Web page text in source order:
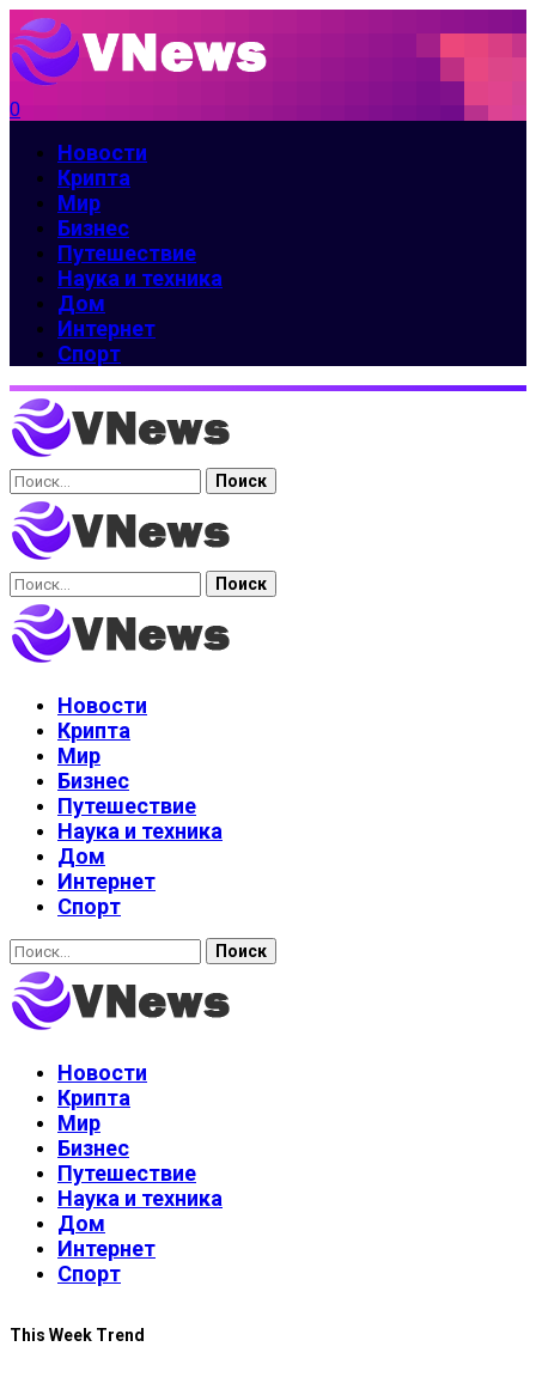
0
Новости
Крипта
Мир
Бизнес
Путешествие
Наука и техника
Дом
Интернет
Спорт
Найти:
Найти:
Новости
Крипта
Мир
Бизнес
Путешествие
Наука и техника
Дом
Интернет
Спорт
Найти:
Новости
Крипта
Мир
Бизнес
Путешествие
Наука и техника
Дом
Интернет
Спорт
This Week Trend